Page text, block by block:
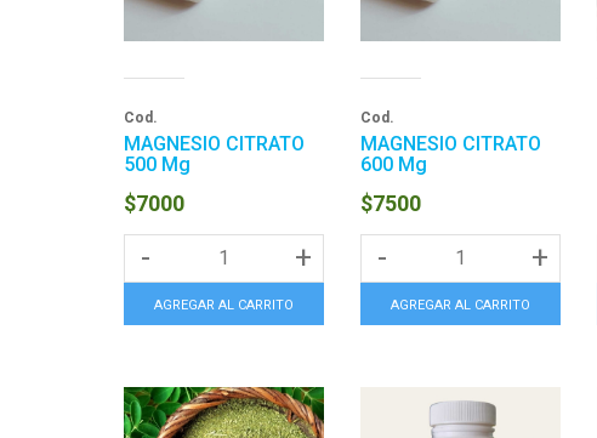
Cod.
MAGNESIO CITRATO
500 Mg
$7000
- +
AGREGAR AL CARRITO
Cod.
MAGNESIO CITRATO
600 Mg
$7500
- +
AGREGAR AL CARRITO